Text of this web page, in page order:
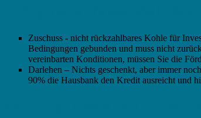
Zuschuss - nicht rückzahlbares Kohle für
Bedingungen gebunden und muss nicht
vereinbarten Konditionen, müssen Sie die
Darlehen – Nichts geschenkt, aber immer
90% die Hausbank den Kredit ausreicht und